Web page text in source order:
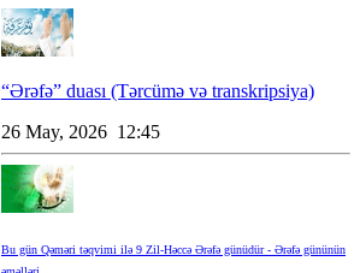
“Ərəfə” duası (Tərcümə və transkripsiya)
26 May, 2026 12:45
Bu gün Qəməri təqvimi ilə 9 Zil-Həccə Ərəfə günüdür - Ərəfə gününün